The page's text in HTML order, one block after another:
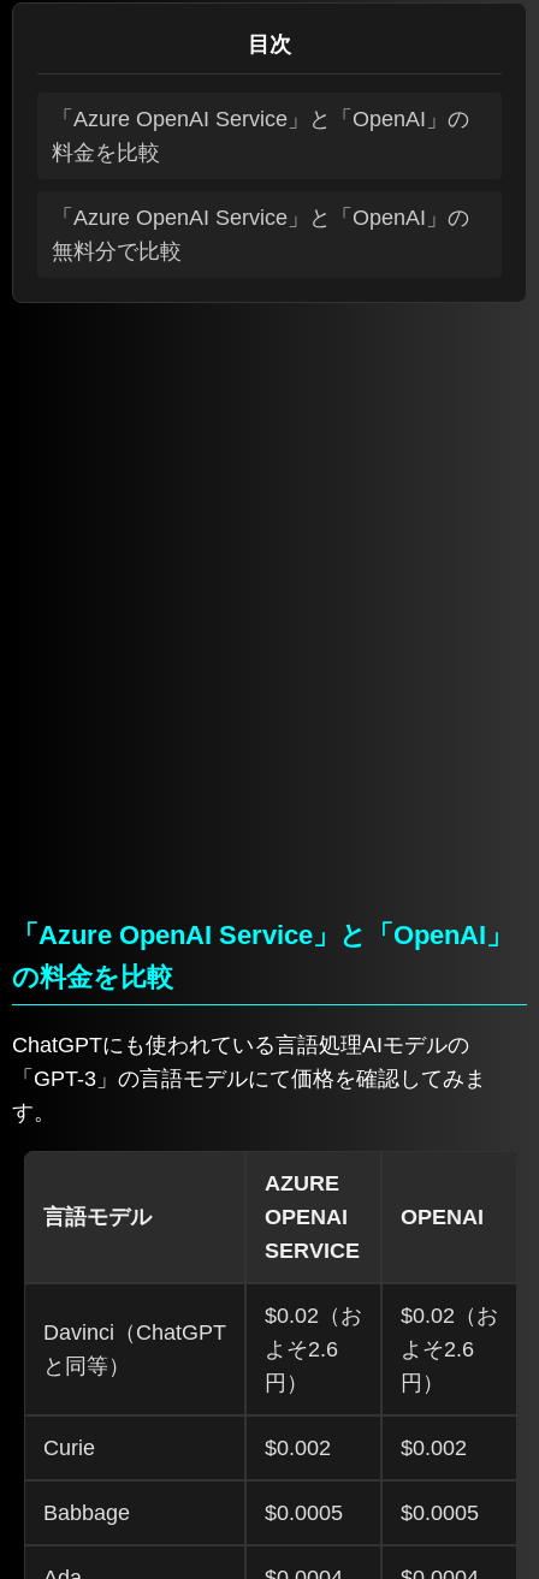
目次
「Azure OpenAI Service」と「OpenAI」の
料金を比較
「Azure OpenAI Service」と「OpenAI」の
無料分で比較
「Azure OpenAI Service」と「OpenAI」
の料金を比較
ChatGPTにも使われている言語処理AIモデルの
「GPT-3」の言語モデルにて価格を確認してみま
す。
言語モデル
AZURE
OPENAI
SERVICE
OPENAI
Davinci（ChatGPT
と同等）
$0.02（お
よそ2.6
円）
$0.02（お
よそ2.6
円）
Curie $0.002 $0.002
Babbage $0.0005 $0.0005